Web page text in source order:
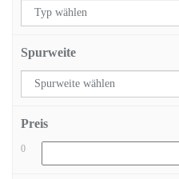
Spurweite
Preis
0